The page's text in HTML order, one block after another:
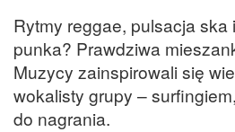
Rytmy reggae, pulsacja ska
punka? Prawdziwa
Muzycy zainspirowali się
wokalisty grupy –
do nagrania.